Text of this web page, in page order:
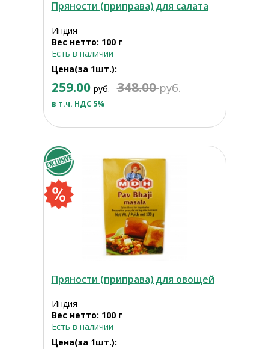
Пряности (приправа) для салата
Индия
Вес нетто: 100 г
Есть в наличии
Цена(за 1шт.):
259.00 руб. 348.00руб.
в т.ч. НДС 5%
Пряности (приправа) для овощей
Индия
Вес нетто: 100 г
Есть в наличии
Цена(за 1шт.):